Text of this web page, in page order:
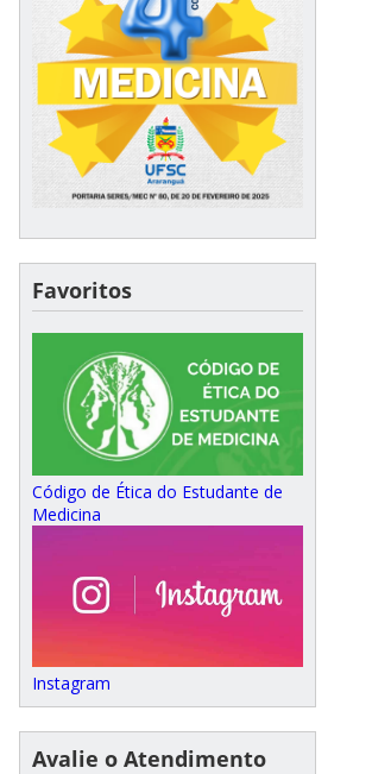
Favoritos
Código de Ética do Estudante de
Medicina
Instagram
Avalie o Atendimento